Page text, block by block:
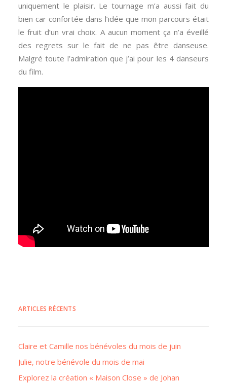
uniquement le plaisir. Le tournage m’a aussi fait du
bien car confortée dans l’idée que mon parcours était
le fruit d’un vrai choix. A aucun moment ça n’a éveillé
des regrets sur le fait de ne pas être danseuse.
Malgré toute l’admiration que j’ai pour les 4 danseurs
du film.
ARTICLES RÉCENTS
Claire et Camille nos bénévoles du mois de juin
Julie, notre bénévole du mois de mai
Explorez la création « Maison Close » de Johan